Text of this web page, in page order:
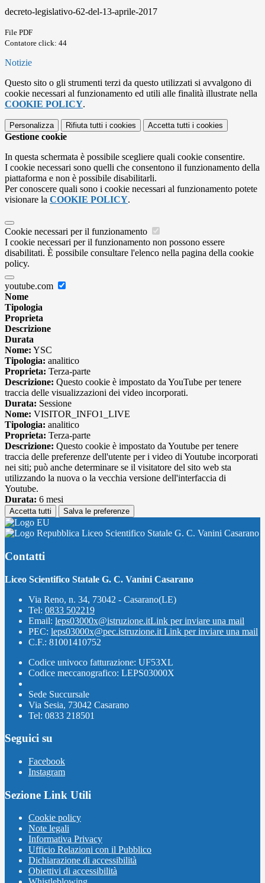
decreto-legislativo-62-del-13-aprile-2017
File PDF
Contatore click: 44
Notizie
Questo sito o gli strumenti terzi da questo utilizzati si avvalgono di
cookie necessari al funzionamento ed utili alle finalità illustrate nella
COOKIE POLICY.
Personalizza Rifiuta tutti i cookies Accetta tutti i cookies
Gestione cookie
In questa schermata è possibile scegliere quali cookie consentire.
I cookie necessari sono quelli che consentono il funzionamento della
piattaforma e non è possibile disabilitarli.
Per conoscere quali sono i cookie necessari al funzionamento potete
visionare la COOKIE POLICY.
Cookie necessari per il funzionamento
I cookie necessari per il funzionamento non possono essere
disabilitati. È possibile consultare l'elenco nella pagina della cookie
policy.
youtube.com
Nome
Tipologia
Proprieta
Descrizione
Durata
Nome: YSC
Tipologia: analitico
Proprieta: Terza-parte
Descrizione: Questo cookie è impostato da YouTube per tenere
traccia delle visualizzazioni dei video incorporati.
Durata: Sessione
Nome: VISITOR_INFO1_LIVE
Tipologia: analitico
Proprieta: Terza-parte
Descrizione: Questo cookie è impostato da Youtube per tenere
traccia delle preferenze dell'utente per i video di Youtube incorporati
nei siti; può anche determinare se il visitatore del sito web sta
utilizzando la nuova o la vecchia versione dell'interfaccia di
Youtube.
Durata: 6 mesi
Accetta tutti Salva le preferenze
Liceo Scientifico Statale G. C. Vanini Casarano
Contatti
Liceo Scientifico Statale G. C. Vanini Casarano
Via Reno, n. 34, 73042 - Casarano(LE)
Tel: 0833 502219
Email: leps03000x@istruzione.itLink per inviare una mail
PEC: leps03000x@pec.istruzione.it Link per inviare una mail
C.F.: 81001410752
Codice univoco fatturazione: UF53XL
Codice meccanografico: LEPS03000X
Sede Succursale
Via Sesia, 73042 Casarano
Tel: 0833 218501
Seguici su
Facebook
Instagram
Sezione Link Utili
Cookie policy
Note legali
Informativa Privacy
Ufficio Relazioni con il Pubblico
Dichiarazione di accessibilità
Obiettivi di accessibilità